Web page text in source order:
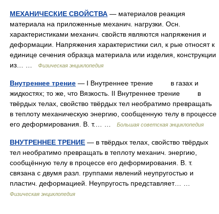
МЕХАНИЧЕСКИЕ СВОЙСТВА — материалов реакция
материала на приложенные механич. нагрузки. Осн.
характеристиками механич. свойств являются напряжения и
деформации. Напряжения характеристики сил, к рые относят к
единице сечения образца материала или изделия, конструкции
из… …
Физическая энциклопедия
Внутреннее трение — I Внутреннее трение в газах и
жидкостях; то же, что Вязкость. II Внутреннее трение в
твёрдых телах, свойство твёрдых тел необратимо превращать
в теплоту механическую энергию, сообщенную телу в процессе
его деформирования. В. т.… …
Большая советская энциклопедия
ВНУТРЕННЕЕ ТРЕНИЕ — в твёрдых телах, свойство твёрдых
тел необратимо превращать в теплоту механич. энергию,
сообщённую телу в процессе его деформирования. В. т.
связана с двумя разл. группами явлений неупругостью и
пластич. деформацией. Неупругость представляет… …
Физическая энциклопедия